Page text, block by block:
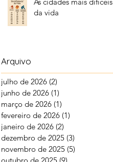
da vida
Arquivo
julho de 2026 (2)
junho de 2026 (1)
março de 2026 (1)
fevereiro de 2026 (1)
janeiro de 2026 (2)
dezembro de 2025 (3)
novembro de 2025 (5)